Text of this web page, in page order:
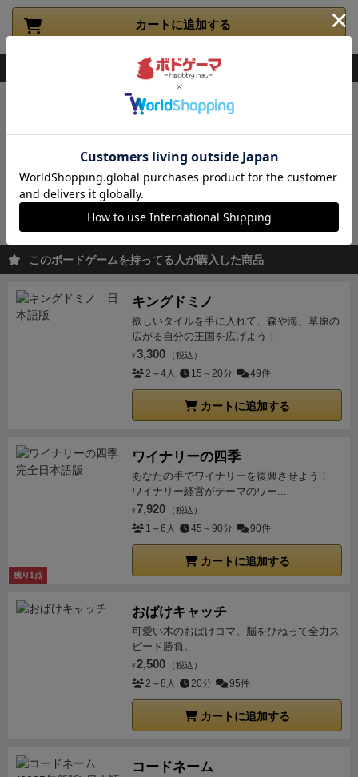
建物が映っていなかったり、モグラが映りこんだりし
てしまっているので、結構盛り上がります。全員が勝
カートに追加する
「フォトムズ」の関連商品
フォトムズ クトゥルフの迫る街
2,800 （税込）
2～6人 20分 1件
カートに追加する
このボードゲームを持ってる人が購入した商品
キングドミノ
欲しいタイルを手に入れて、森や海、草原の
広がる自分の王国を広げよう！
¥ 3,300 （税込）
2～4人 15～20分 49件
カートに追加する
残り1点
ワイナリーの四季
あなたの手でワイナリーを復興させよう！
ワイナリー経営がテーマのワー...
¥ 7,920 （税込）
1～6人 45～90分 90件
カートに追加する
おばけキャッチ
可愛い木のおばけコマ。脳をひねって全力ス
ピード勝負。
¥ 2,500 （税込）
2～8人 20分 95件
カートに追加する
コードネーム